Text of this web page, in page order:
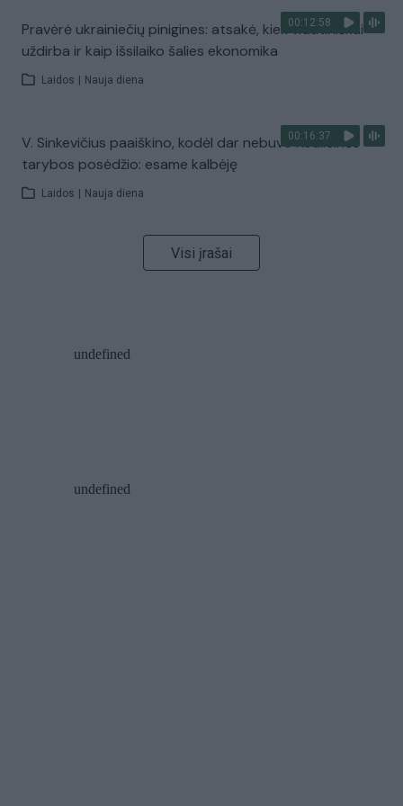
00:12:58
Pravėrė ukrainiečių pinigines: atsakė, kiek vidutiniškai
uždirba ir kaip išsilaiko šalies ekonomika
Laidos Nauja diena
00:16:37
V. Sinkevičius paaiškino, kodėl dar nebuvo Koalicinės
tarybos posėdžio: esame kalbėję
Laidos Nauja diena
Visi įrašai